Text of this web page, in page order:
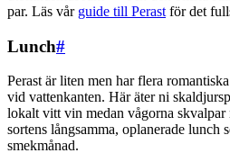
par. Läs vår guide till Perast för det
Lunch#
Perast är liten men har flera
vid vattenkanten. Här äter ni
lokalt vitt vin medan vågorna skvalpar
sortens långsamma, oplanerade lunch
smekmånad.